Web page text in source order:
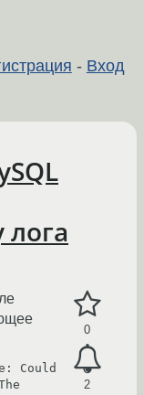
- Вход
0
2
Could